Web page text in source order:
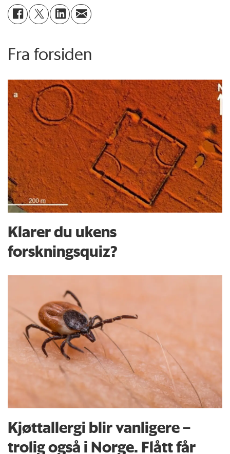
Fra forsiden
Klarer du ukens
forskningsquiz?
Kjøttallergi blir vanligere –
trolig også i Norge. Flått får